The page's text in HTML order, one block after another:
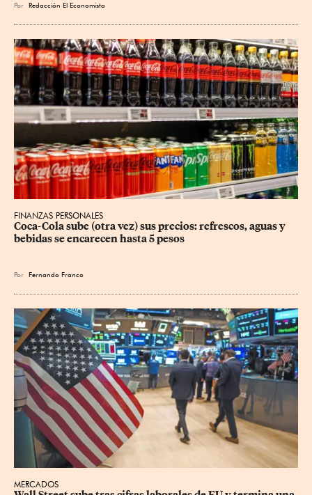
Por Redacción El Economista
FINANZAS PERSONALES
Coca-Cola sube (otra vez) sus precios: refrescos, aguas y
bebidas se encarecen hasta 5 pesos
Por Fernando Franco
MERCADOS